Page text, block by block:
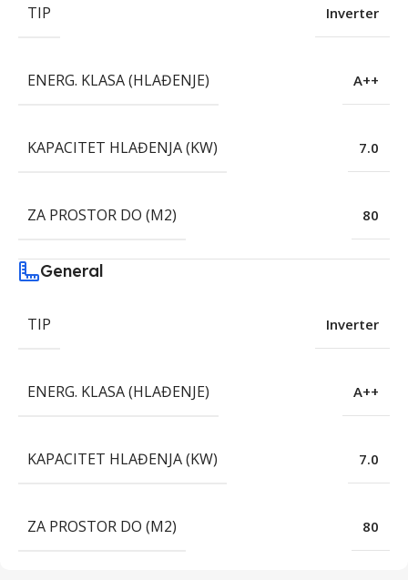
TIP Inverter
ENERG. KLASA (HLAĐENJE) A++
KAPACITET HLAĐENJA (KW) 7.0
ZA PROSTOR DO (M2) 80
General
TIP Inverter
ENERG. KLASA (HLAĐENJE) A++
KAPACITET HLAĐENJA (KW) 7.0
ZA PROSTOR DO (M2) 80